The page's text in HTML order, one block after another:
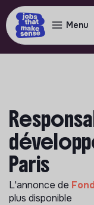
Menu
Paris
L'annonce de
plus disponible